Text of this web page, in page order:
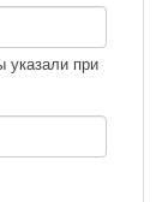
указали при